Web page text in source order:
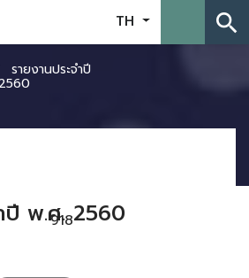
TH search
รายงานประจำปี
918
ปี พ.ศ. 2560